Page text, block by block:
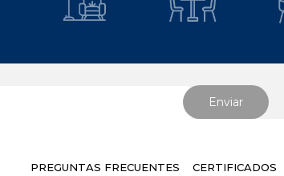
PREGUNTAS FRECUENTES CERTIFICADOS